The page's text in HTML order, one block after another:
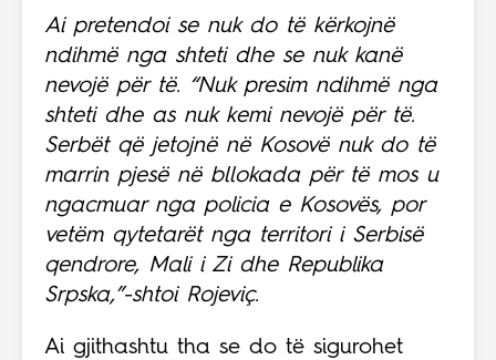
Ai pretendoi se nuk do të kërkojnë
ndihmë nga shteti dhe se nuk kanë
nevojë për të. “Nuk presim ndihmë nga
shteti dhe as nuk kemi nevojë për të.
Serbët që jetojnë në Kosovë nuk do të
marrin pjesë në bllokada për të mos u
ngacmuar nga policia e Kosovës, por
vetëm qytetarët nga territori i Serbisë
qendrore, Mali i Zi dhe Republika
Srpska,”-shtoi Rojeviç.
Ai gjithashtu tha se do të sigurohet